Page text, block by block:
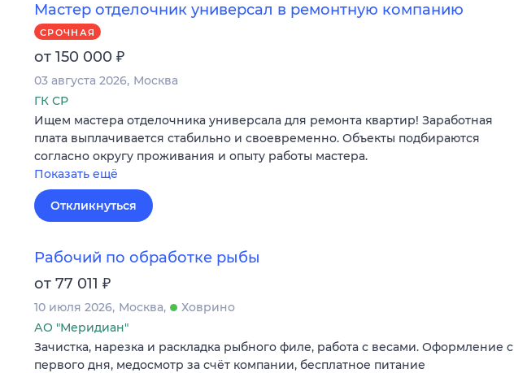
Мастер отделочник универсал в ремонтную компанию
СРОЧНАЯ
от 150 000 ₽
03 августа 2026 Москва
ГК СР
Ищем мастера отделочника универсала для ремонта квартир! Заработная
плата выплачивается стабильно и своевременно. Объекты подбираются
согласно округу проживания и опыту работы мастера.
Показать ещё
Откликнуться
Рабочий по обработке рыбы
от 77 011 ₽
10 июля 2026 Москва
Ховрино
АО "Меридиан"
Зачистка, нарезка и раскладка рыбного филе, работа с весами. Оформление c
первого дня, медосмотр за счёт компании, бесплатное питание